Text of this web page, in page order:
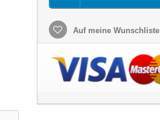
Auf meine Wunschliste